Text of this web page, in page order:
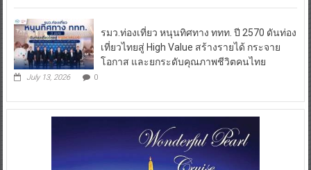
รมว.ท่องเที่ยว หนุนทิศทาง ททท. ปี 2570 ดันท่อง
เที่ยวไทยสู่ High Value สร้างรายได้ กระจาย
โอกาส และยกระดับคุณภาพชีวิตคนไทย
July 13, 2026 0